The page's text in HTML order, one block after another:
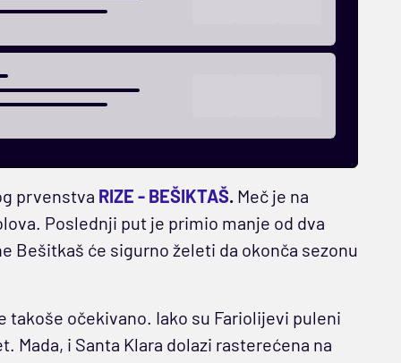
prvenstva RIZE - BEŠIKTAŠ.Meč je na
Poslednji put je primio manje od dva
Bešitkaš će sigurno želeti da okonča sezonu
takoše očekivano. Iako su Fariolijevi puleni
Mada, i Santa Klara dolazi rasterećena na